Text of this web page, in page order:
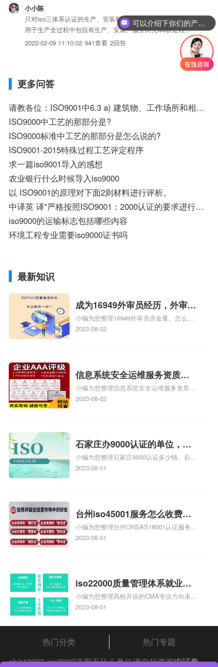
小小陈
只对iso三体系认证的生产、安装和服务的质量提供保证，适
用于生产全过程中包括有生产、安装、服务而无iso认证程序
的企业。
2022-02-09 11:10:02 941查看 2回答
更多问答
请教各位：ISO9001中6.3 a) 建筑物、工作场所和相关设施
ISO9000中工艺的那部分是?
ISO9000标准中工艺的那部分是怎么说的?
ISO9001-2015特殊过程工艺评定程序
求一篇iso9001导入的感想
农业银行什么时候导入iso9000
以 ISO9001的原理对下面2则材料进行评析。
中译英 译"严格按照ISO9001：2000认证的要求进行工作"
iso9000的运输标志包括哪些内容
环境工程专业需要iso9000证书吗
最新知识
成为16949外审员经历，外审员
16949
小编为您整理16949外审员含金量、怎么才
能成为注册的TS16949:2009的外审员、我
2023-08-02
信息系统安全运维服务资质二
级费用，信息系统安全运维服
务资质二级
小编为您整理信息系统安全运维服务资质认
证证书机构有哪些、安全运维服务资质的费
体系认证知识，详情可查看下方正文！
2023-08-02
石家庄办9000认证的单位，石
家庄9000认证的公司
小编为您整理石家庄9000认证多少钱、石家
庄9000认证价格多少钱、石家庄9000认证
2023-08-01
台州iso45001服务怎么收费，
台州iso45001认证服务怎么收
费
小编为您整理台州OHSAS18001认证服务中
心哪家收费便宜、台州ISO9000认证，哪个
标准是什么相关iso体系认证知识，详情可
查看下方正文！
2023-08-01
iso22000质量管理体系就业方
向，质量管理与认证就业方向
小编为您整理高校开设的CMA专业方向未来
就业前景及就业方向如何、cma就业方向有
和cma未来就业方向、大学生考完cma，就
哪些就业方向相关iso体系认证知识，详情
可查看下方正文！
2023-08-01
热门分类
热门专题
gb/t19002-iso9002适用于什么单位请自行查阅中证集
可以介绍下你们的产品么？